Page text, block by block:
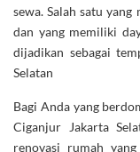
sewa. Salah satu
dan yang memiliki
dijadikan sebagai
Selatan
Bagi Anda yang
Ciganjur Jakarta
renovasi rumah